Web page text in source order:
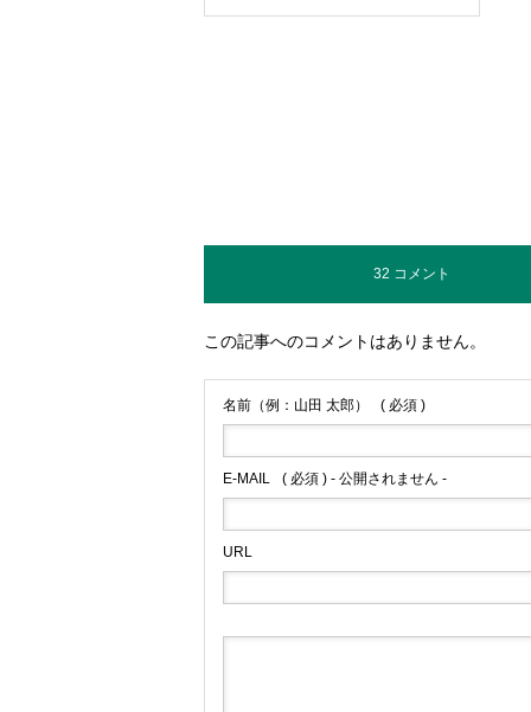
32 コメント
この記事へのコメントはありません。
名前（例：山田 太郎） ( 必須 )
E-MAIL ( 必須 ) - 公開されません -
URL